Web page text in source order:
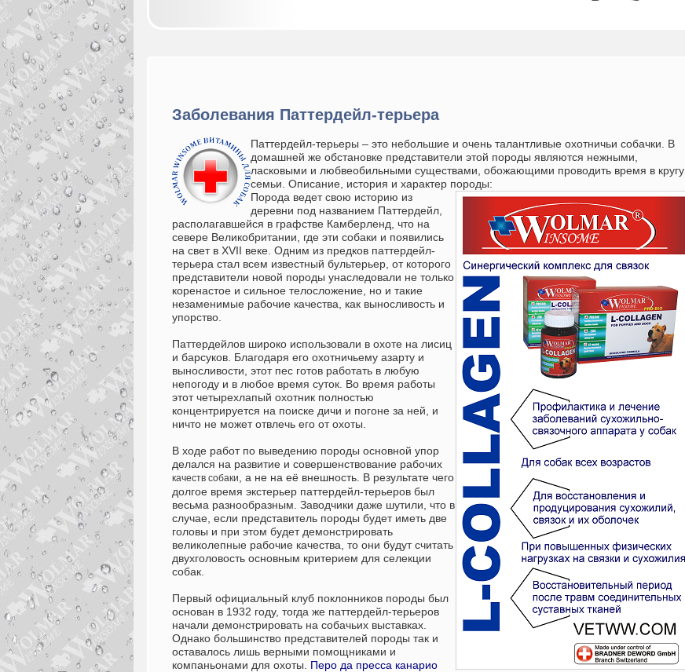
Заболевания Паттердейл-терьера
Паттердейл-терьеры – это небольшие и очень талантливые охотничьи собачки. В
домашней же обстановке представители этой породы являются нежными,
ласковыми и любвеобильными существами, обожающими проводить время в кругу
семьи. Описание, история и характер породы:
Порода ведет свою историю из
деревни под названием Паттердейл,
располагавшейся в графстве Камберленд, что на
севере Великобритании, где эти собаки и появились
на свет в XVII веке. Одним из предков паттердейл-
терьера стал всем известный бультерьер, от которого
представители новой породы унаследовали не только
коренастое и сильное телосложение, но и такие
незаменимые рабочие качества, как выносливость и
упорство.
Паттердейлов широко использовали в охоте на лисиц
и барсуков. Благодаря его охотничьему азарту и
выносливости, этот пес готов работать в любую
непогоду и в любое время суток. Во время работы
этот четырехлапый охотник полностью
концентрируется на поиске дичи и погоне за ней, и
ничто не может отвлечь его от охоты.
В ходе работ по выведению породы основной упор
делался на развитие и совершенствование рабочих
качеств собаки
, а не на её внешность. В результате чего
долгое время экстерьер паттердейл-терьеров был
весьма разнообразным. Заводчики даже шутили, что в
случае, если представитель породы будет иметь две
головы и при этом будет демонстрировать
великолепные рабочие качества, то они будут считать
двухголовость основным критерием для селекции
собак.
Первый официальный клуб поклонников породы был
основан в 1932 году, тогда же паттердейл-терьеров
начали демонстрировать на собачьих выставках.
Однако большинство представителей породы так и
оставалось лишь верными помощниками и
компаньонами для охоты. Перо да пресса канарио